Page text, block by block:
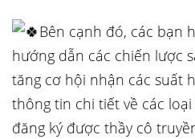
Bên cạnh đó, các bạn
hướng dẫn các chiến lược
tăng cơ hội nhận các suất
thông tin chi tiết về các
đăng ký được thầy cô